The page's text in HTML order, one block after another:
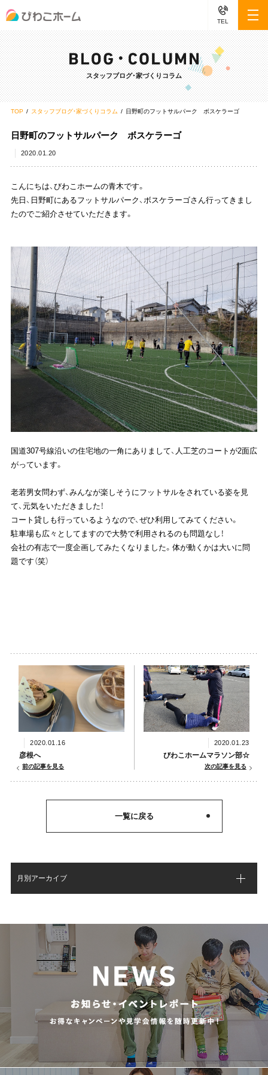
TEL
スタッフブログ・家づくりコラム
TOP スタッフブログ・家づくりコラム 日野町のフットサルパーク ボスケラーゴ
日野町のフットサルパーク ボスケラーゴ
2020.01.20
こんにちは、びわこホームの青木です。
先日、日野町にあるフットサルパーク、ボスケラーゴさん行ってきまし
たのでご紹介させていただきます。
国道307号線沿いの住宅地の一角にありまして、人工芝のコートが2面広
がっています。
老若男女問わず、みんなが楽しそうにフットサルをされている姿を見
て、元気をいただきました！
コート貸しも行っているようなので、ぜひ利用してみてください。
駐車場も広々としてますので大勢で利用されるのも問題なし！
会社の有志で一度企画してみたくなりました。体が動くかは大いに問
題です（笑）
2020.01.16
彦根へ
前の記事を見る
2020.01.23
びわこホームマラソン部☆
次の記事を見る
一覧に戻る
月別アーカイブ